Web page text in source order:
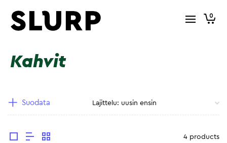
0
Kahvit
Suodata
4 products